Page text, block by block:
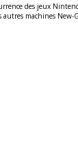
des jeux
machines New-